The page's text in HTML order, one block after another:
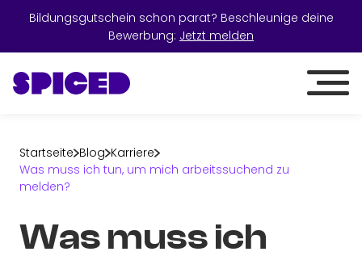
Bildungsgutschein schon parat? Beschleunige deine
Bewerbung: Jetzt melden
Startseite Blog Karriere
Was muss ich tun, um mich arbeitssuchend zu
melden?
Was muss ich